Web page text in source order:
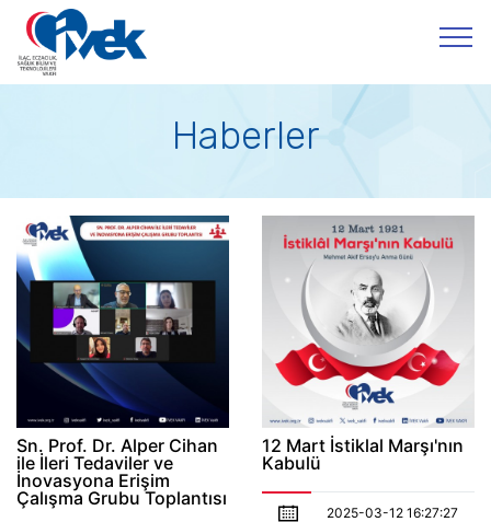
Haberler
Sn. Prof. Dr. Alper Cihan
ile İleri Tedaviler ve
İnovasyona Erişim
Çalışma Grubu Toplantısı
12 Mart İstiklal Marşı'nın
Kabulü
2025-03-12 16:27:27